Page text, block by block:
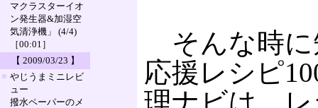
マクラスターイオ
ン発生器&加湿空
気清浄機」 (4/4)
［00:01］
【 2009/03/23 】
■ やじうまミニレビ
ュー
撥水ペーパーのメ
そんな時に
応援レシピ